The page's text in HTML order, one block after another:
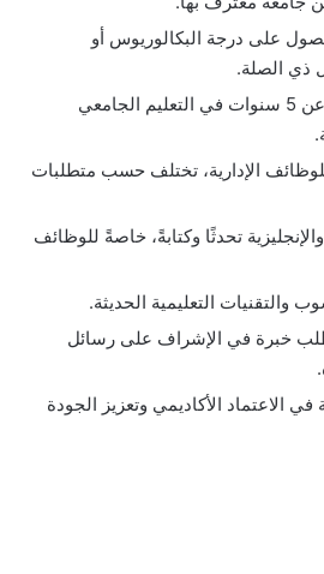
على درجة البكالوريوس أو
ذي الصلة.
خبرة تدريسية لا تقل عن 5 سنوات في التعليم الجامعي
الإدارية، تختلف حسب متطلبات
والإنجليزية تحدثًا وكتابةً، خاصةً للوظائف
والتقنيات التعليمية الحديثة.
خبرة في الإشراف على رسائل
الاعتماد الأكاديمي وتعزيز الجودة